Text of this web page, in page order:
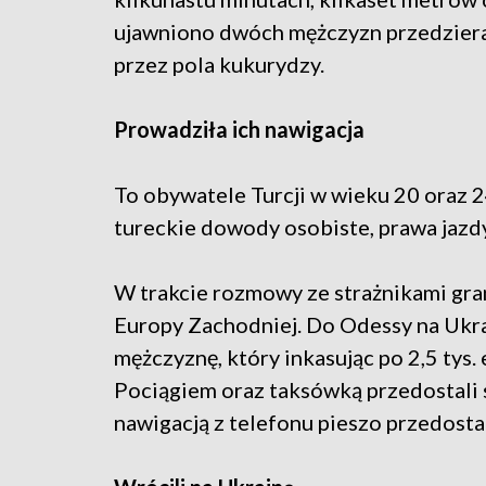
ujawniono dwóch mężczyzn
przez pola kukurydzy.
Prowadziła ich nawigacja
To obywatele Turcji w wieku 20 oraz
tureckie dowody osobiste, prawa
W trakcie rozmowy ze strażnikami
Europy Zachodniej. Do Odessy na
mężczyznę, który inkasując po 2,5
Pociągiem oraz taksówką
nawigacją z telefonu pieszo